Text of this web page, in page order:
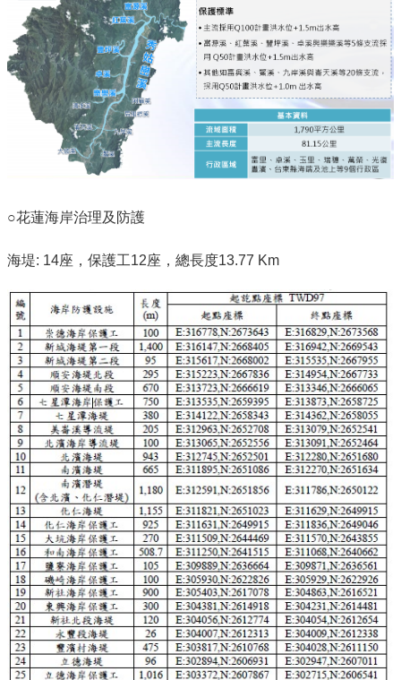
○花蓮海岸治理及防護
海堤: 14座，保護工12座，總長度13.77 Km